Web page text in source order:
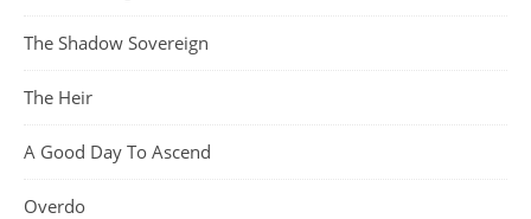
The Shadow Sovereign
The Heir
A Good Day To Ascend
Overdo